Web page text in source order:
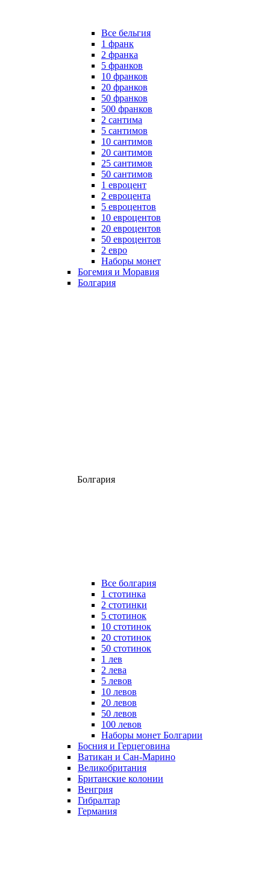
Все бельгия
1 франк
2 франка
5 франков
10 франков
20 франков
50 франков
500 франков
2 сантима
5 сантимов
10 сантимов
20 сантимов
25 сантимов
50 сантимов
1 евроцент
2 евроцента
5 евроцентов
10 евроцентов
20 евроцентов
50 евроцентов
2 евро
Наборы монет
Богемия и Моравия
Болгария
Болгария
Все болгария
1 стотинка
2 стотинки
5 стотинок
10 стотинок
20 стотинок
50 стотинок
1 лев
2 лева
5 левов
10 левов
20 левов
50 левов
100 левов
Наборы монет Болгарии
Босния и Герцеговина
Ватикан и Сан-Марино
Великобритания
Британские колонии
Венгрия
Гибралтар
Германия